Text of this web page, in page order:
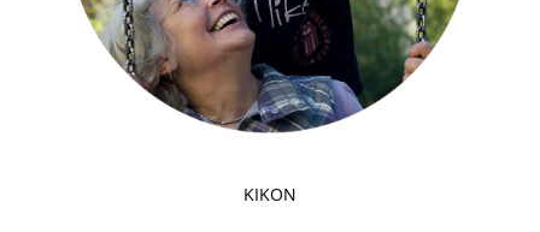
KIKON